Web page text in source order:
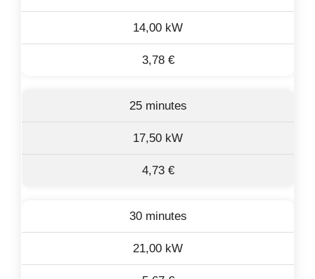
14,00 kW
3,78 €
25 minutes
17,50 kW
4,73 €
30 minutes
21,00 kW